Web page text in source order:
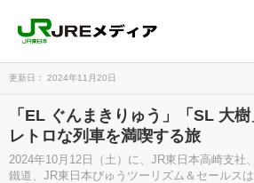
更新日： 2024年11月20日
「EL ぐんまきりゅう」「SL 大
レトロな列車を満喫する旅
2024年10月12日（土）に、JR東日本高崎支社
鐵道、JR東日本びゅうツーリズム＆セールス